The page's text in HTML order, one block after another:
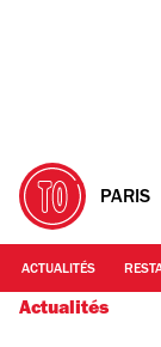
PARIS
ACTUALITÉS
Actualités